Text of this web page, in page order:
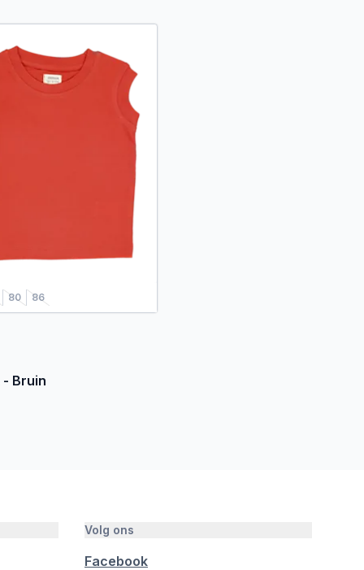
80 86
- Bruin
Volg ons
Facebook